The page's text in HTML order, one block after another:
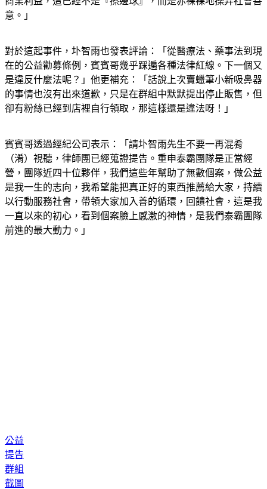
意。」
對於這起事件，圤智雨也發表評論：「從醫療法、藥事法到現
在的公益勸募條例，賓賓哥幾乎踩遍各種法律紅線。下一個又
是違反什麼法呢？」他更補充：「話說上次賣蠟筆小新吸鼻器
的事情也沒有出來道歉，只是在群組中默默提出停止販售，但
卻有粉絲已經到店裡自行領取，那這樣還是違法呀！」
賓賓哥透過經紀公司表示：「請圤智雨先生不要一再混肴
（淆）視聽，律師團已經蒐證提告。重申泰霸團隊是正當經
營，團隊近四十位夥伴，我們這些年幫助了無數個案，做公益
是我一生的志向，我希望能把真正好的東西推薦給大家，持續
以行動服務社會，帶領大家加入善的循環，回饋社會，這是我
一直以來的初心，看到個案臉上感激的神情，是我們泰霸團隊
前進的最大動力。」
公益
提告
群組
截圖